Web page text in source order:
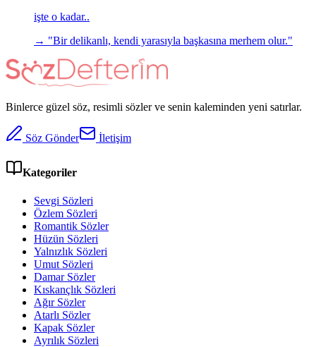
işte o kadar..
→ "Bir delikanlı, kendi yarasıyla başkasına merhem olur."
Binlerce güzel söz, resimli sözler ve senin kaleminden yeni satırlar.
Söz Gönder İletişim
Kategoriler
Sevgi Sözleri
Özlem Sözleri
Romantik Sözler
Hüzün Sözleri
Yalnızlık Sözleri
Umut Sözleri
Damar Sözler
Kıskançlık Sözleri
Ağır Sözler
Atarlı Sözler
Kapak Sözler
Ayrılık Sözleri